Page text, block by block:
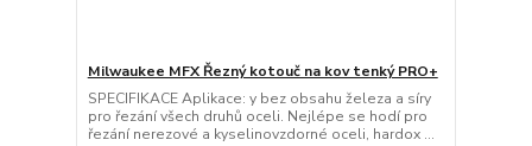
Milwaukee MFX Řezný kotouč na kov tenký PRO+
SPECIFIKACE Aplikace: y bez obsahu železa a síry
pro řezání všech druhů oceli. Nejlépe se hodí pro
řezání nerezové a kyselinovzdorné oceli, hardox ...